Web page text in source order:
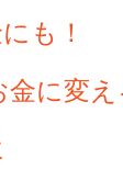
も！
に変